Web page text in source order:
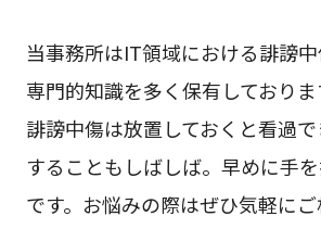
当事務所はIT領域における誹謗
専門的知識を多く保有しており
誹謗中傷は放置しておくと看過
することもしばしば。早めに手
です。お悩みの際はぜひ気軽にご